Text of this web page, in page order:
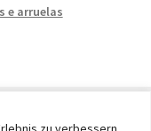
e arruelas